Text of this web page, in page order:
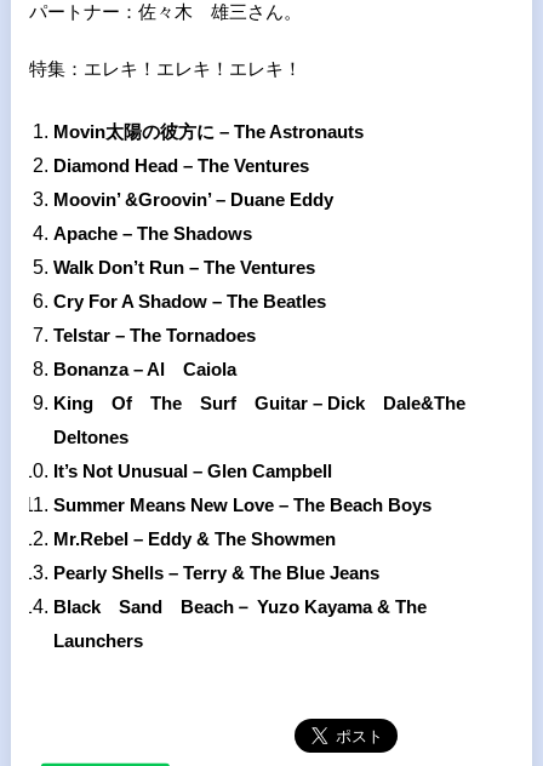
パートナー：佐々木 雄三さん。
特集：エレキ！エレキ！エレキ！
Movin太陽の彼方に – TheAstronauts
Diamond Head – The Ventures
Moovin’&Groovin’ – Duane Eddy
Apache – The Shadows
Walk Don’t Run – The Ventures
Cry ForA Shadow – The Beatles
Telstar – The Tornadoes
Bonanza –Al
Caiola
King
Of The Surf Guitar – Dick Dale&The
Deltones
It’s Not Unusual – Glen Campbell
Summer Means New Love – The Beach Boys
Mr.Rebel – Eddy& The Showmen
PearlyShells – Terry& The Blue Jeans
Black
Sand Beach－ Yuzo Kayama& The
Launchers